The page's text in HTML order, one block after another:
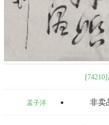
孟子洋 非卖